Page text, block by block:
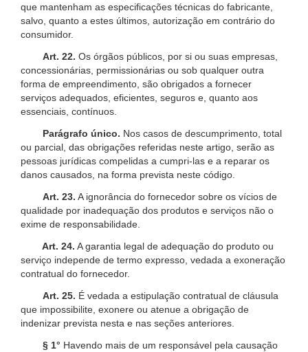
que mantenham as especificações técnicas do fabricante,
salvo, quanto a estes últimos, autorização em contrário do
consumidor.
Art. 22. Os órgãos públicos, por si ou suas empresas,
concessionárias, permissionárias ou sob qualquer outra
forma de empreendimento, são obrigados a fornecer
serviços adequados, eficientes, seguros e, quanto aos
essenciais, contínuos.
Parágrafo único. Nos casos de descumprimento, total
ou parcial, das obrigações referidas neste artigo, serão as
pessoas jurídicas compelidas a cumpri-las e a reparar os
danos causados, na forma prevista neste código.
Art. 23. A ignorância do fornecedor sobre os vícios de
qualidade por inadequação dos produtos e serviços não o
exime de responsabilidade.
Art. 24. A garantia legal de adequação do produto ou
serviço independe de termo expresso, vedada a exoneração
contratual do fornecedor.
Art. 25. É vedada a estipulação contratual de cláusula
que impossibilite, exonere ou atenue a obrigação de
indenizar prevista nesta e nas seções anteriores.
§ 1° Havendo mais de um responsável pela causação